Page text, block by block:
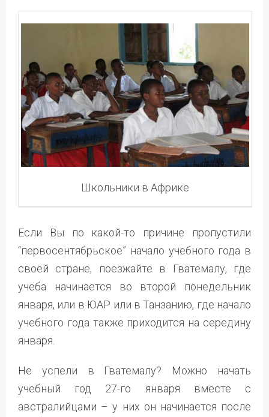
Школьники в Африке
Если Вы по какой-то причине пропустили
“первосентябрьское” начало учебного года в
своей стране, поезжайте в Гватемалу, где
учёба начинается во второй понедельник
января, или в ЮАР или в Танзанию, где начало
учебного года также приходится на середину
января.
Не успели в Гватемалу? Можно начать
учебный год 27-го января вместе с
австралийцами – у них он начинается после